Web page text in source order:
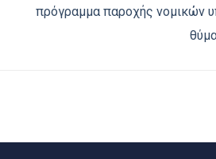
πρόγραμμα παροχής νομικών